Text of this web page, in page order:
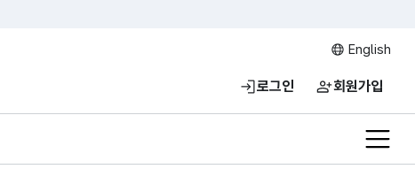
English
로그인 회원가입
전체